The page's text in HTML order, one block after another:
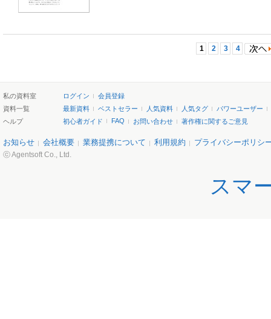
1 2 3 4
私の資料室 ログイン
会員登録
資料一覧
最新資料 ベストセラー 人気資料 人気タグ
パワーユーザー
ヘルプ
初心者ガイド FAQ お問い合わせ 著作権に関するご意見
お知らせ 会社概要 業務提携について 利用規約 プライバシーポリシ
ⓒ Agentsoft Co., Ltd.
スマ